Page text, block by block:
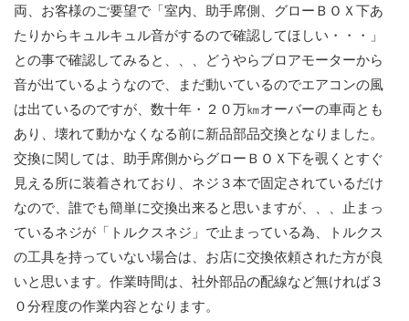
両、お客様のご要望で「室内、助手席側、グローＢＯＸ下あ
たりからキュルキュル音がするので確認してほしい・・・」
との事で確認してみると、、、どうやらブロアモーターから
音が出ているようなので、まだ動いているのでエアコンの風
は出ているのですが、数十年・２０万㎞オーバーの車両とも
あり、壊れて動かなくなる前に新品部品交換となりました。
交換に関しては、助手席側からグローＢＯＸ下を覗くとすぐ
見える所に装着されており、ネジ３本で固定されているだけ
なので、誰でも簡単に交換出来ると思いますが、、、止まっ
ているネジが「トルクスネジ」で止まっている為、トルクス
の工具を持っていない場合は、お店に交換依頼された方が良
いと思います。作業時間は、社外部品の配線など無ければ３
０分程度の作業内容となります。